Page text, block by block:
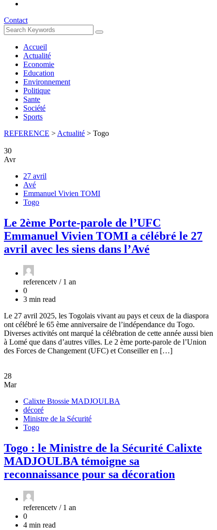
Contact
Accueil
Actualité
Economie
Education
Environnement
Politique
Sante
Société
Sports
REFERENCE > Actualité > Togo
30
Avr
27 avril
Avé
Emmanuel Vivien TOMI
Togo
Le 2ème Porte-parole de l’UFC
Emmanuel Vivien TOMI a célébré le 27
avril avec les siens dans l’Avé
referencetv / 1 an
0
3 min read
Le 27 avril 2025, les Togolais vivant au pays et ceux de la diaspora
ont célébré le 65 ème anniversaire de l’indépendance du Togo.
Diverses activités ont marqué la célébration de cette année aussi bien
à Lomé que dans d’autres villes. Le 2 ème porte-parole de l’Union
des Forces de Changement (UFC) et Conseiller en […]
28
Mar
Calixte Btossie MADJOULBA
décoré
Ministre de la Sécurité
Togo
Togo : le Ministre de la Sécurité Calixte
MADJOULBA témoigne sa
reconnaissance pour sa décoration
referencetv / 1 an
0
4 min read